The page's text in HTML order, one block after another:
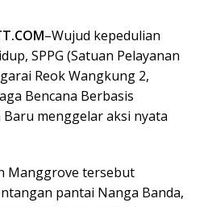
–Wujud kepedulian
SPPG (Satuan Pelayanan
Reok Wangkung 2,
Bencana Berbasis
menggelar aksi nyata
Manggrove tersebut
pantai Nanga Banda,